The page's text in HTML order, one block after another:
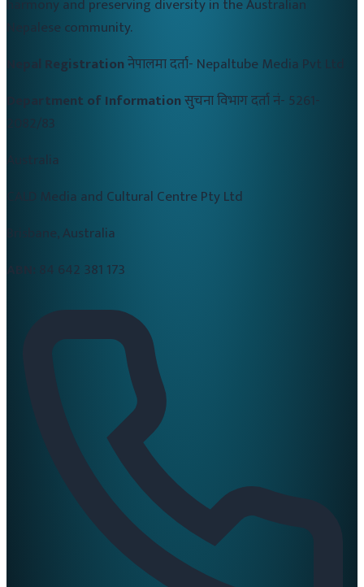
harmony and preserving diversity in the Australian
Nepalese community.
Nepal Registrationनेपालमा दर्ता- Nepaltube Media Pvt Ltd
Department of Informationसुचना विभाग दर्ता नं- 5261-
2082/83
Australia
CALD Media and Cultural Centre Pty Ltd
Brisbane, Australia
84 642 381 173